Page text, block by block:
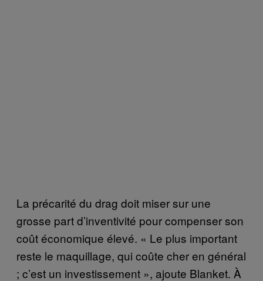
La précarité du drag doit miser sur une
grosse part d’inventivité pour compenser son
coût économique élevé. « Le plus important
reste le maquillage, qui coûte cher en général
; c’est un investissement », ajoute Blanket. À